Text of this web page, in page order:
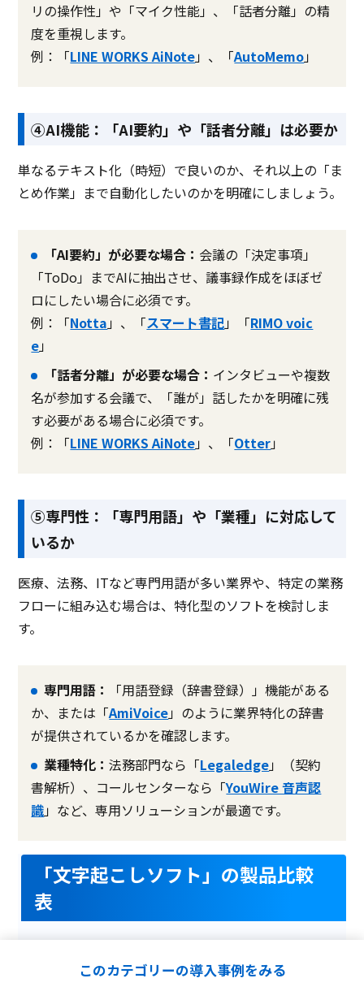
リの操作性」や「マイク性能」、「話者分離」の精
度を重視します。
例：「LINE WORKS AiNote」、「AutoMemo」
④AI機能：「AI要約」や「話者分離」は必要か
単なるテキスト化（時短）で良いのか、それ以上の「ま
とめ作業」まで自動化したいのかを明確にしましょう。
「AI要約」が必要な場合： 会議の「決定事項」
「ToDo」までAIに抽出させ、議事録作成をほぼゼ
ロにしたい場合に必須です。
例：「Notta」、「スマート書記」「RIMO voic
e」
「話者分離」が必要な場合： インタビューや複数
名が参加する会議で、「誰が」話したかを明確に残
す必要がある場合に必須です。
例：「LINE WORKS AiNote」、「Otter」
⑤専門性：「専門用語」や「業種」に対応して
いるか
医療、法務、ITなど専門用語が多い業界や、特定の業務
フローに組み込む場合は、特化型のソフトを検討しま
す。
専門用語：
「用語登録（辞書登録）」機能がある
か、または「AmiVoice」のように業界特化の辞書
が提供されているかを確認します。
業種特化：法務部門なら「Legaledge」（契約
書解析）、コールセンターなら「YouWire 音声認
識」など、専用ソリューションが最適です。
「文字起こしソフト」の製品比較
表
このカテゴリーの導入事例をみる